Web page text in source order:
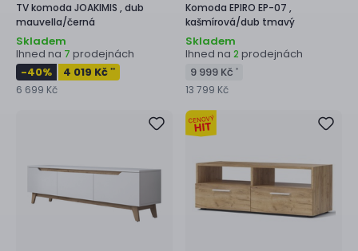
TV komoda JOAKIMIS ,dub
mauvella/černá
Skladem
Ihned na 7 prodejnách
-40% 4 019 Kč **
6 699 Kč
Komoda EPIRO EP-07 ,
kašmírová/dub tmavý
Skladem
Ihned na 2 prodejnách
9 999 Kč *
13 799 Kč